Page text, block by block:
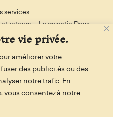
vie privée.
améliorer votre
des publicités ou des
notre trafic. En
vous consentez à notre
services
et retours
La garantie Deva
de confidendialité